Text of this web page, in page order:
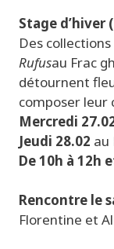
Stage d’hiver
Des
Rufusau Frac
détournent
composer leur
Mercredi
Jeudi 28.02 au
De 10h à 12h
Rencontre le
Florentine et